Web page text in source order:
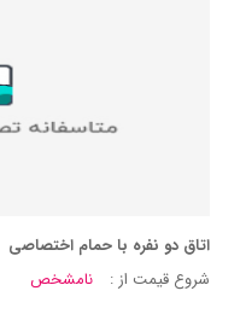
اتاق دو نفره با حمام اختصاصی
شروع قیمت از :
نامشخص